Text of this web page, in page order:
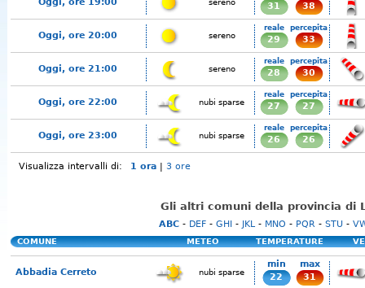
sereno 31 38
Oggi, ore 20:00 sereno
reale
29
percepita
33
Oggi, ore 21:00 sereno
reale
28
percepita
30
Oggi, ore 22:00 nubi sparse
reale
27
percepita
27
Oggi, ore 23:00 nubi sparse
reale
26
percepita
26
Visualizza intervalli di: 1 ora | 3 ore
Gli altri comuni della provincia di
ABC- DEF- GHI- JKL- MNO - PQR - STU -
COMUNE METEO TEMPERATURE
Abbadia Cerreto nubi sparse
min
22
max
31